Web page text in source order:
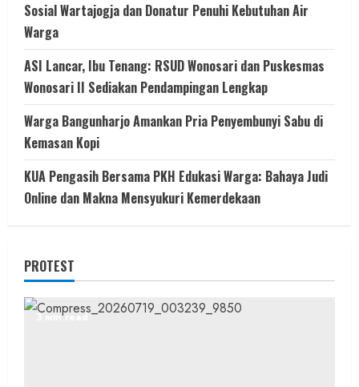
Sosial Wartajogja dan Donatur Penuhi Kebutuhan Air
Warga
ASI Lancar, Ibu Tenang: RSUD Wonosari dan Puskesmas
Wonosari II Sediakan Pendampingan Lengkap
Warga Bangunharjo Amankan Pria Penyembunyi Sabu di
Kemasan Kopi
KUA Pengasih Bersama PKH Edukasi Warga: Bahaya Judi
Online dan Makna Mensyukuri Kemerdekaan
PROTEST
3 min read